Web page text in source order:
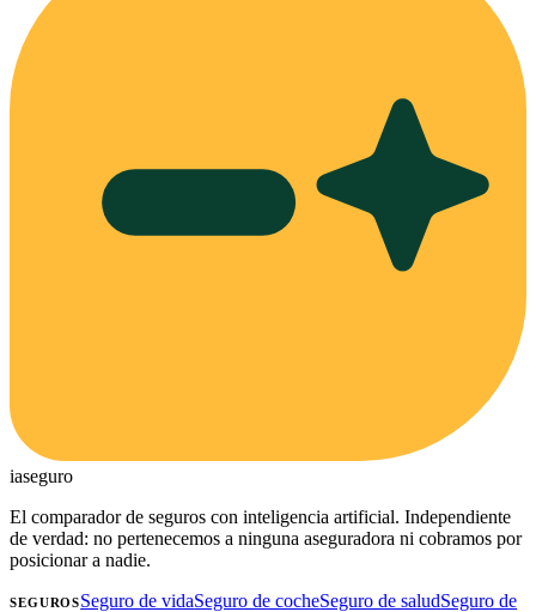
iaseguro
El comparador de seguros con inteligencia artificial. Independiente
de verdad: no pertenecemos a ninguna aseguradora ni cobramos por
posicionar a nadie.
SEGUROSSeguro de vidaSeguro de cocheSeguro de saludSeguro de